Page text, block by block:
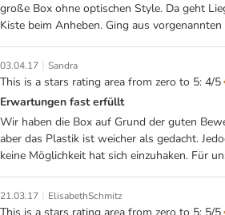
große Box ohne optischen Style. Da geht
Kiste beim Anheben. Ging aus
03.04.17 | Sandra
This is a stars rating area from zero to 5: 4/5
Erwartungen fast erfüllt
Wir haben die Box auf Grund der guten
aber das Plastik ist weicher als gedacht.
keine Möglichkeit hat sich einzuhaken. Für
21.03.17 | ElisabethSchmitz